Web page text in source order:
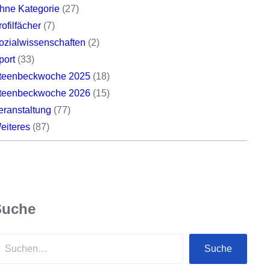
Kategorie (27)
(7)
(2)
(33)
2025 (18)
2026 (15)
(77)
(87)
Suche